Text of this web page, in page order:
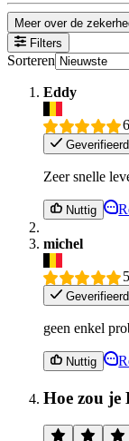
Meer over de
Filters
Sorteren
Eddy
Geverifieerd
Zeer snelle
Nuttig
michel
Geverifieerd
geen enkel
Nuttig
Hoe zou je